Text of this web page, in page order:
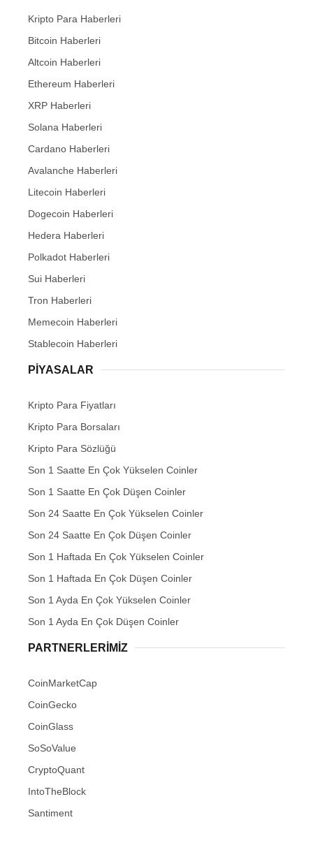
Kripto Para Haberleri
Bitcoin Haberleri
Altcoin Haberleri
Ethereum Haberleri
XRP Haberleri
Solana Haberleri
Cardano Haberleri
Avalanche Haberleri
Litecoin Haberleri
Dogecoin Haberleri
Hedera Haberleri
Polkadot Haberleri
Sui Haberleri
Tron Haberleri
Memecoin Haberleri
Stablecoin Haberleri
PIYASALAR
Kripto Para Fiyatları
Kripto Para Borsaları
Kripto Para Sözlüğü
Son 1 Saatte En Çok Yükselen Coinler
Son 1 Saatte En Çok Düşen Coinler
Son 24 Saatte En Çok Yükselen Coinler
Son 24 Saatte En Çok Düşen Coinler
Son 1 Haftada En Çok Yükselen Coinler
Son 1 Haftada En Çok Düşen Coinler
Son 1 Ayda En Çok Yükselen Coinler
Son 1 Ayda En Çok Düşen Coinler
PARTNERLERIMIZ
CoinMarketCap
CoinGecko
CoinGlass
SoSoValue
CryptoQuant
IntoTheBlock
Santiment